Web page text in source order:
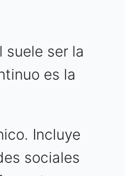
suele ser la
es la
Incluye
sociales